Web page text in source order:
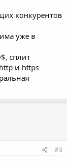
конкурентов
уже в
сплит
и https
#3